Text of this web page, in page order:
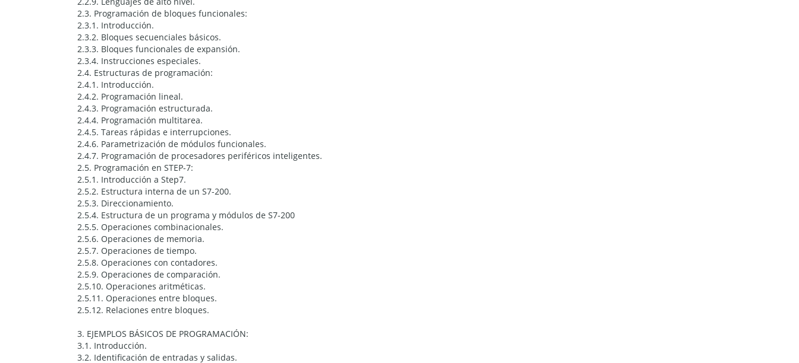
2.3. Programación de bloques funcionales:
2.3.1. Introducción.
2.3.2. Bloques secuenciales básicos.
2.3.3. Bloques funcionales de expansión.
2.3.4. Instrucciones especiales.
2.4. Estructuras de programación:
2.4.1. Introducción.
2.4.2. Programación lineal.
2.4.3. Programación estructurada.
2.4.4. Programación multitarea.
2.4.5. Tareas rápidas e interrupciones.
2.4.6. Parametrización de módulos funcionales.
2.4.7. Programación de procesadores periféricos inteligentes.
2.5. Programación en STEP-7:
2.5.1. Introducción a Step7.
2.5.2. Estructura interna de un S7-200.
2.5.3. Direccionamiento.
2.5.4. Estructura de un programa y módulos de S7-200
2.5.5. Operaciones combinacionales.
2.5.6. Operaciones de memoria.
2.5.7. Operaciones de tiempo.
2.5.8. Operaciones con contadores.
2.5.9. Operaciones de comparación.
2.5.10. Operaciones aritméticas.
2.5.11. Operaciones entre bloques.
2.5.12. Relaciones entre bloques.
3. EJEMPLOS BÁSICOS DE PROGRAMACIÓN:
3.1. Introducción.
3.2. Identificación de entradas y salidas.